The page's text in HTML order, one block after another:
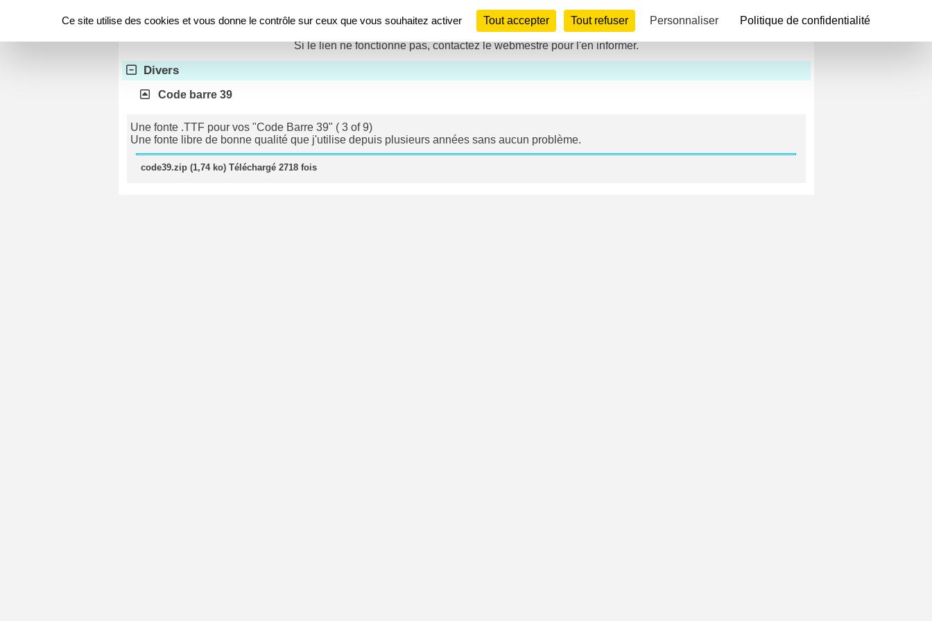
Télécharger
Si le lien ne fonctionne pas, contactez le webmestre pour l'en informer.
Divers
Code barre 39
Une fonte .TTF pour vos "Code Barre 39" ( 3 of 9)
Une fonte libre de bonne qualité que j'utilise depuis plusieurs années sans aucun problème.
code39.zip (1,74 ko) Téléchargé 2718 fois
Ce site utilise des cookies et vous donne le contrôle sur ceux que vous souhaitez activer
Tout accepter Tout refuser Personnaliser Politique de confidentialité